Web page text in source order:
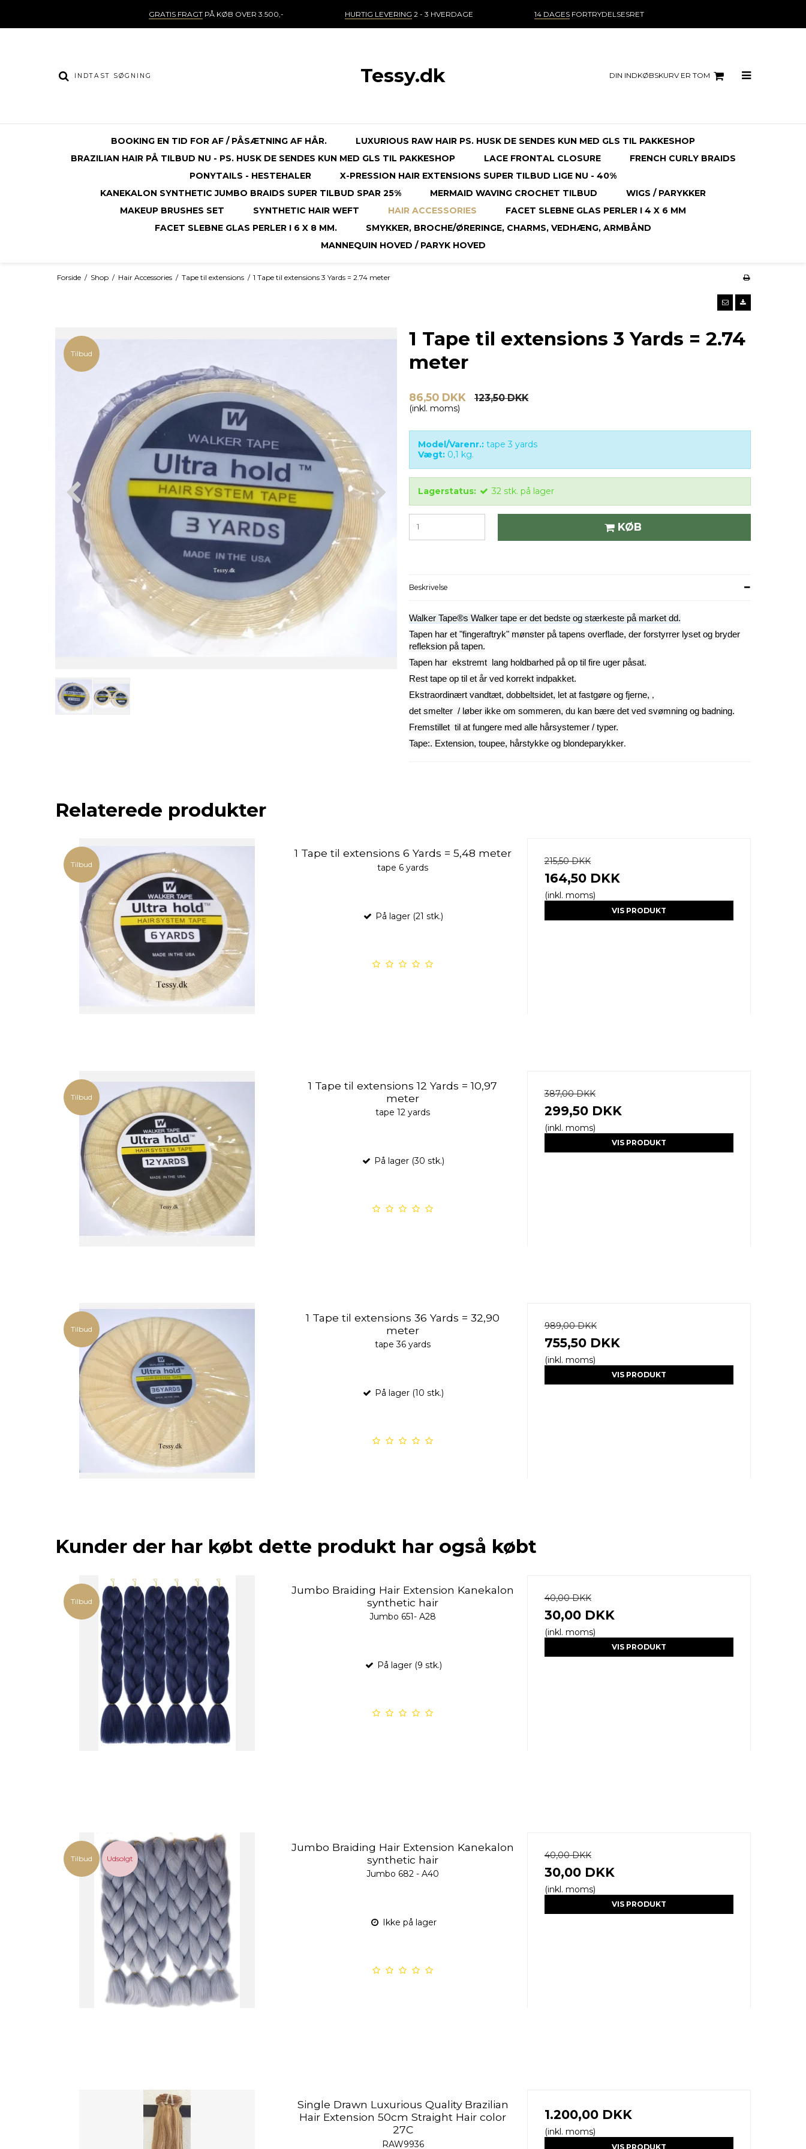
GRATIS FRAGTPÅ KØB OVER 3.500,- HURTIG LEVERING 2 - 3 HVERDAGE 14 DAGESFORTRYDELSESRET
Tessy.dk DIN INDKØBSKURV ER TOM
BOOKING EN TID FOR AF / PÅSÆTNING AF HÅR.
LUXURIOUS RAW HAIR PS. HUSK DE SENDES KUN MED GLS TIL PAKKESHOP
BRAZILIAN HAIR PÅ TILBUD NU - PS. HUSK DE SENDES KUN MED GLS TIL PAKKESHOP
LACE FRONTAL CLOSURE
FRENCH CURLY BRAIDS
PONYTAILS - HESTEHALER
X-PRESSION HAIR EXTENSIONS SUPER TILBUD LIGE NU - 40%
KANEKALON SYNTHETIC JUMBO BRAIDS SUPER TILBUD SPAR 25%
MERMAID WAVING CROCHET TILBUD
WIGS / PARYKKER
MAKEUP BRUSHES SET
SYNTHETIC HAIR WEFT HAIR ACCESSORIES
FACET SLEBNE GLAS PERLER I 4 X 6 MM
FACET SLEBNE GLAS PERLER I 6 X 8 MM.
SMYKKER, BROCHE/ØRERINGE, CHARMS, VEDHÆNG, ARMBÅND
MANNEQUIN HOVED / PARYK HOVED
Forside / Shop / Hair Accessories / Tape til extensions / 1 Tape til extensions 3 Yards = 2.74 meter
Tilbud
1 Tape til extensions 3 Yards = 2.74
meter
86,50 DKK 123,50 DKK
(inkl. moms)
Model/Varenr.: tape 3 yards
Vægt: 0,1 kg.
Lagerstatus: 32 stk. på lager
KØB
Beskrivelse
Walker Tape®s Walker tape er det bedste og stærkeste på market dd.
Tapen har et "fingeraftryk" mønster på tapens overflade, der forstyrrer lyset og bryder
refleksion på tapen.
Tapen har ekstremt lang holdbarhed på op til fire uger påsat.
Rest tape op til et år ved korrekt indpakket.
Ekstraordinært vandtæt, dobbeltsidet, let at fastgøre og fjerne, ,
det smelter / løber ikke om sommeren, du kan bære det ved svømning og badning.
Fremstillet til at fungere med alle hårsystemer / typer.
Tape:. Extension, toupee, hårstykke og blondeparykker.
Relaterede produkter
Tilbud
1 Tape til extensions 6 Yards = 5,48 meter
tape 6 yards
På lager (21 stk.)
215,50 DKK
164,50 DKK
(inkl. moms)
VIS PRODUKT
Tilbud
1 Tape til extensions 12 Yards = 10,97
meter
tape 12 yards
På lager (30 stk.)
387,00 DKK
299,50 DKK
(inkl. moms)
VIS PRODUKT
Tilbud
1 Tape til extensions 36 Yards = 32,90
meter
tape 36 yards
På lager (10 stk.)
989,00 DKK
755,50 DKK
(inkl. moms)
VIS PRODUKT
Kunder der har købt dette produkt har også købt
Tilbud
Jumbo Braiding Hair Extension Kanekalon
synthetic hair
Jumbo 651- A28
På lager (9 stk.)
40,00 DKK
30,00 DKK
(inkl. moms)
VIS PRODUKT
Tilbud Udsolgt
Jumbo Braiding Hair Extension Kanekalon
synthetic hair
Jumbo 682 - A40
Ikke på lager
40,00 DKK
30,00 DKK
(inkl. moms)
VIS PRODUKT
Single Drawn Luxurious Quality Brazilian
Hair Extension 50cm Straight Hair color
27C
RAW9936
1.200,00 DKK
(inkl. moms)
VIS PRODUKT